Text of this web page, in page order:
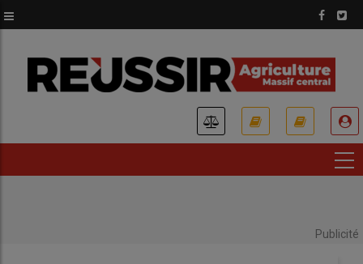
au
principal
Publicité